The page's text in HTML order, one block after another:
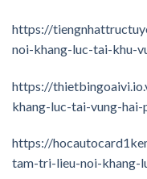
https://
noi-khang-luc-tai-khu-
https://
khang-luc-tai-vung-hai-
https://
tam-tri-lieu-noi-khang-